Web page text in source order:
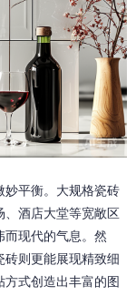
妙平衡。大规格瓷砖
、酒店大堂等宽敞区
而现代的气息。然
砖则更能展现精致细
式创造出丰富的图